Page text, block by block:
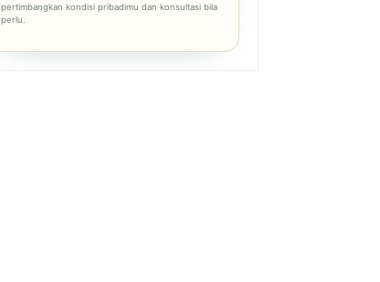
pertimbangkan kondisi pribadimu dan konsultasi bila
perlu.